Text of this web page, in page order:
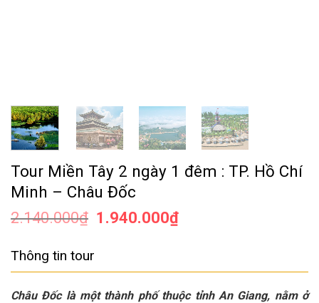
Tour Miền Tây 2 ngày 1 đêm : TP. Hồ Chí
Minh – Châu Đốc
2.140.000₫ 1.940.000₫
Thông tin tour
Châu Đốc là một thành phố thuộc tỉnh An Giang, nằm ở